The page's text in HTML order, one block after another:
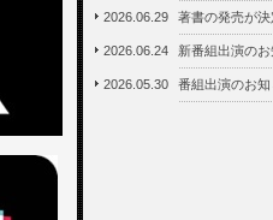
2026.06.29 著書の発売が
2026.06.24 新番組出演の
2026.05.30 番組出演のお